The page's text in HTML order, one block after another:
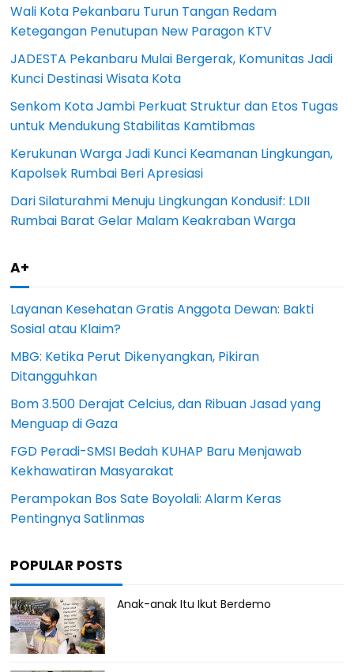
Wali Kota Pekanbaru Turun Tangan Redam
Ketegangan Penutupan New Paragon KTV
JADESTA Pekanbaru Mulai Bergerak, Komunitas Jadi
Kunci Destinasi Wisata Kota
Senkom Kota Jambi Perkuat Struktur dan Etos Tugas
untuk Mendukung Stabilitas Kamtibmas
Kerukunan Warga Jadi Kunci Keamanan Lingkungan,
Kapolsek Rumbai Beri Apresiasi
Dari Silaturahmi Menuju Lingkungan Kondusif: LDII
Rumbai Barat Gelar Malam Keakraban Warga
A+
Layanan Kesehatan Gratis Anggota Dewan: Bakti
Sosial atau Klaim?
MBG: Ketika Perut Dikenyangkan, Pikiran
Ditangguhkan
Bom 3.500 Derajat Celcius, dan Ribuan Jasad yang
Menguap di Gaza
FGD Peradi-SMSI Bedah KUHAP Baru Menjawab
Kekhawatiran Masyarakat
Perampokan Bos Sate Boyolali: Alarm Keras
Pentingnya Satlinmas
POPULAR POSTS
Anak-anak Itu Ikut Berdemo